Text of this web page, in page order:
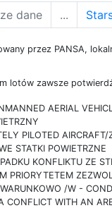
dane ...
przez PANSA,
lotów zawsze
AERIAL
PILOTED
STATKI POWIETRZNE
KONFLIKTU ZE
PRIORYTETEM
/W -
CONFLICT WITH AN